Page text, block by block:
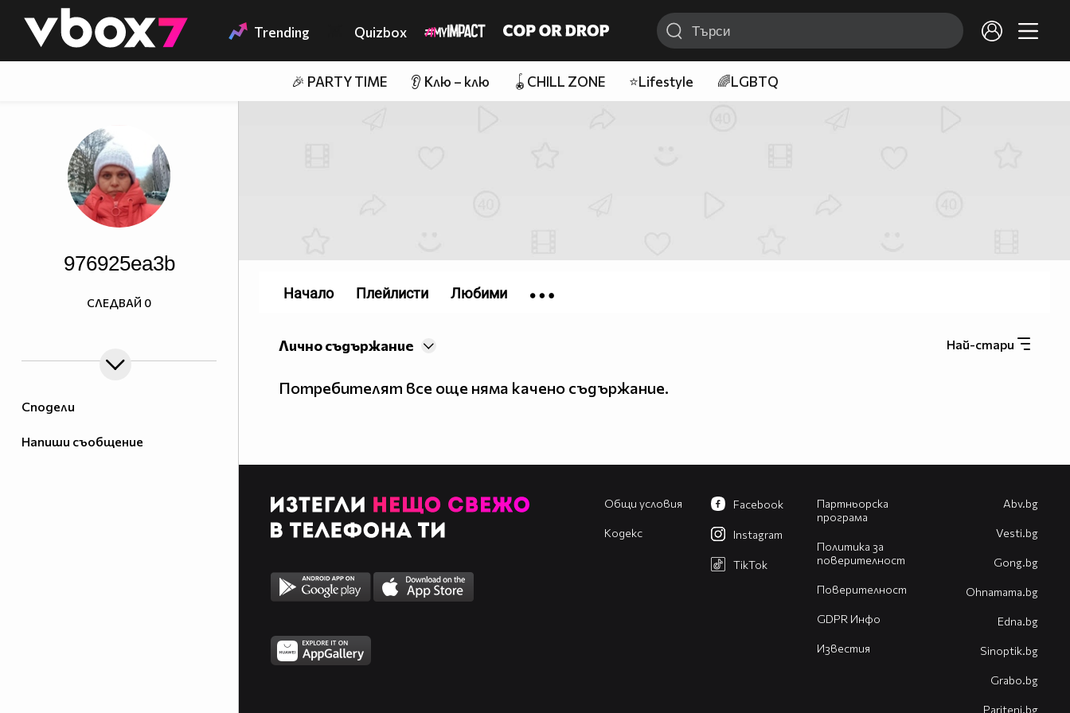
👾 Trending Quizbox
🎉 PARTY TIME 👂 Клю – клю 🪀CHILL ZONE ⭐Lifestyle 🌈LGBTQ
Сподели
Напиши съобщение
976925ea3b
СЛЕДВАЙ 0
Най-стари
Лично съдържание
Потребителят все още няма качено съдържание.
Начало Плейлисти Любими
Общи условия
Кодекс
Партньорска
програма
Политика за
поверителност
Поверителност
GDPR Инфо
Известия
Facebook
Instagram
TikTok
Abv.bg
Vesti.bg
Gong.bg
Оhnamama.bg
Edna.bg
Sinoptik.bg
Grabo.bg
Pariteni.bg